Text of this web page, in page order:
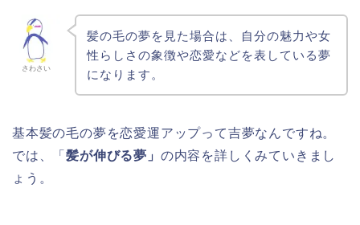
さわさい
髪の毛の夢を見た場合は、自分の魅力や女
性らしさの象徴や恋愛などを表している夢
になります。
基本髪の毛の夢を恋愛運アップって吉夢なんですね。
では、「髪が伸びる夢」 の内容を詳しくみていきまし
ょう。